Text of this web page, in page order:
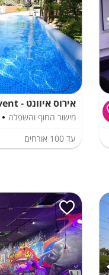
אירוס איוונט - Irus event
מישור החוף והשפלה
עד 100 אורחים